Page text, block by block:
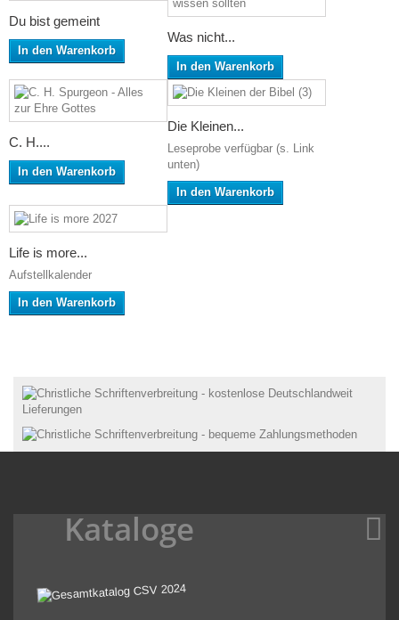
Du bist gemeint
In den Warenkorb
Was nicht...
In den Warenkorb
C. H....
In den Warenkorb
Die Kleinen...
Leseprobe verfügbar (s. Link
unten)
In den Warenkorb
Life is more...
Aufstellkalender
In den Warenkorb
Kataloge